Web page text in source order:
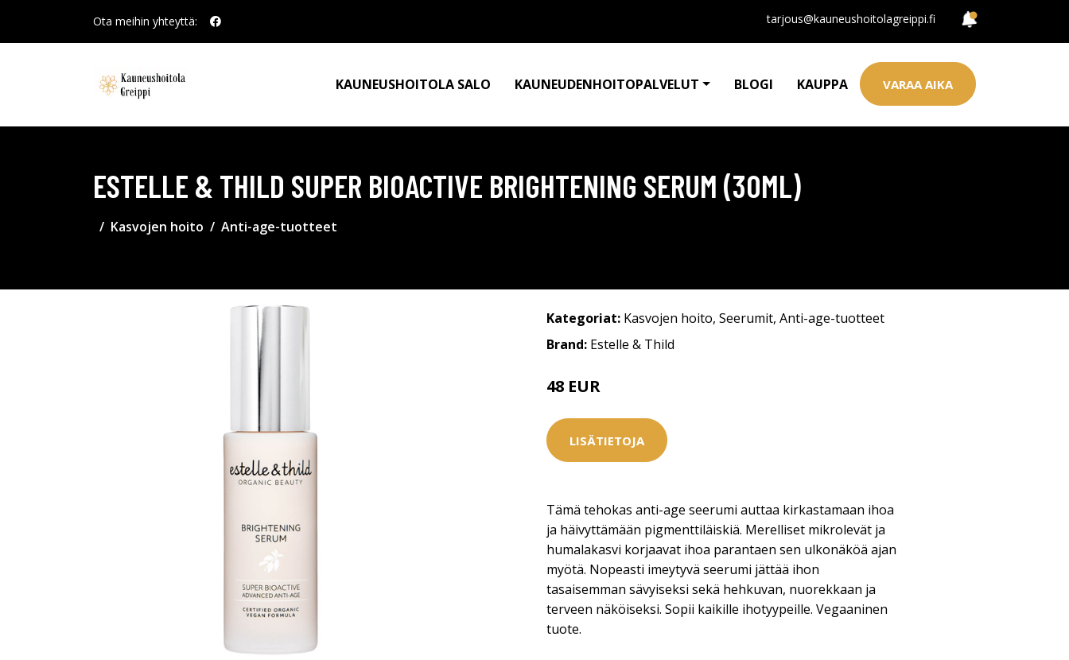
Ota meihin yhteyttä: tarjous@kauneushoitolagreippi.fi
KAUNEUSHOITOLA SALO KAUNEUDENHOITOPALVELUT BLOGI KAUPPA VARAA AIKA
ESTELLE & THILD SUPER BIOACTIVE BRIGHTENING SERUM (30ML)
Kasvojen hoito Anti-age-tuotteet
Kategoriat: Kasvojen hoito, Seerumit, Anti-age-tuotteet
Brand: Estelle & Thild
48 EUR
LISÄTIETOJA
Tämä tehokas anti-age seerumi auttaa kirkastamaan ihoa
ja häivyttämään pigmenttiläiskiä. Merelliset mikrolevät ja
humalakasvi korjaavat ihoa parantaen sen ulkonäköä ajan
myötä. Nopeasti imeytyvä seerumi jättää ihon
tasaisemman sävyiseksi sekä hehkuvan, nuorekkaan ja
terveen näköiseksi. Sopii kaikille ihotyypeille. Vegaaninen
tuote.